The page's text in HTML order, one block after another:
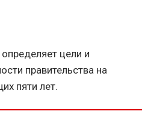
цели и
правительства на
пяти лет.